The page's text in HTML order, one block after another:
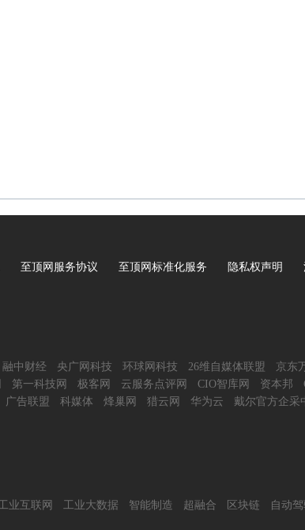
至顶网服务协议 至顶网标准化服务 隐私权声明
融中财经 央广网科技 环球网科技 26维自媒体联盟 京东
第一科技网 极客网 云服务点评网 CIO智库网 资本邦
广告联盟 科媒体 烽巢网 猎云网 华为云 戴尔官方企采
工业互联网 工业大数据 智能制造 超融合 区块链 自动